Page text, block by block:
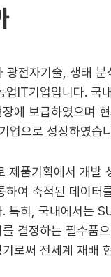
전자기술, 생태 분
업IT기업입니다. 국
에 보급하였으며
업으로 성장하였습
제품기획에서 개발
하여 축적된 데이터
특히, 국내에서는
결정하는 필수품
로써 전세계 재배